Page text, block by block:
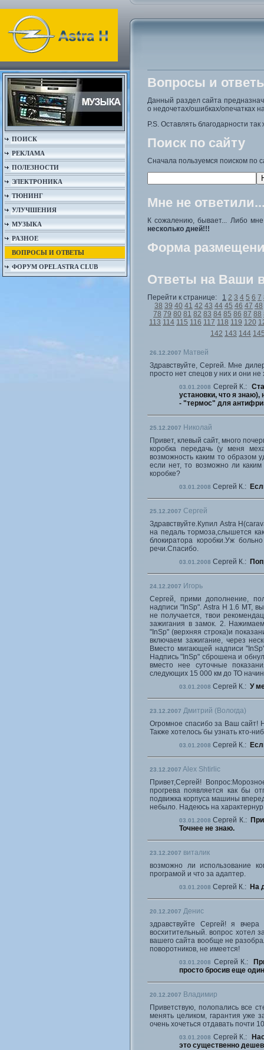
ПОИСК
РЕКЛАМА
ПОЛЕЗНОСТИ
ЭЛЕКТРОНИКА
ТЮНИНГ
УЛУЧШЕНИЯ
МУЗЫКА
РАЗНОЕ
ВОПРОСЫ И ОТВЕТЫ
ФОРУМ OPEL ASTRA CLUB
Вопросы и
Данный раздел сайта
о недочетах/ошибках/опечатках
P.S. Оставлять благодарности
Поиск по сайту
Сначала пользуемся поиском по
Мне не
К сожалению, бывает... Либо
несколько дней!!!
Форма
Ответы на Ваши
Перейти к странице: 1 2 3 4 5 6 7
38 39 40 41 42 43 44 45 46 47 48
78 79 80 81 82 83 84 85 86 87 88
113 114 115 116 117 118 119 120
142 143 144
26.12.2007 Матвей
Здравствуйте, Сергей. Мне
просто нет спецов у них и они не
03.01.2008 Сергей К.:
установки, что я
- "термос" для
25.12.2007 Николай
Привет, клевый сайт, много
коробка передачь (у меня
возможность каким то образом
если нет, то возможно ли
коробке?
03.01.2008 Сергей К.:
25.12.2007 Сергей
Здравствуйте.Купил Astra
на педаль тормоза,слышется
блокиратора коробки.Уж
речи.Спасибо.
03.01.2008 Сергей К.:
24.12.2007 Игорь
Сергей, прими дополнение,
надписи "InSp". Astra H 1.6 МТ,
не получается, твои
зажигания в замок. 2.
"InSp" (верхняя строка)и
включаем зажигание, через
Вместо мигающей надписи
Надпись "InSp" сброшена и
вместо нее суточные
следующих 15 000 км до ТО
03.01.2008 Сергей К.: У
23.12.2007 Дмитрий (Вологда)
Огромное спасибо за Ваш сайт!
Также хотелось бы узнать кто-
03.01.2008 Сергей К.:
23.12.2007 Alex Shtirlic
Привет,Сергей!
прогрева появляется как бы
подвижка корпуса машины
небыло. Надеюсь на
03.01.2008 Сергей К.:
Точнее не знаю.
23.12.2007 виталик
возможно ли использование
програмой и что за адаптер.
03.01.2008 Сергей К.: На
20.12.2007 Денис
здравствуйте Сергей! я
восхитительный. вопрос хотел
вашего сайта вообще не
поворотников, не имеется!
03.01.2008 Сергей К.:
просто бросив еще
20.12.2007 Владимир
Приветствую, полопались все
менять целиком, гарантия уже
очень хочеться отдавать почти
03.01.2008 Сергей К.:
это существенно